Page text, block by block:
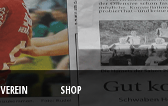
VEREIN SHOP